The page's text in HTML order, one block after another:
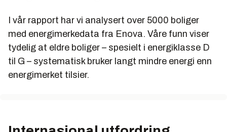
I vår rapport har vi analysert over 5000 boliger
med energimerkedata fra Enova. Våre funn viser
tydelig at eldre boliger – spesielt i energiklasse D
til G – systematisk bruker langt mindre energi enn
energimerket tilsier.